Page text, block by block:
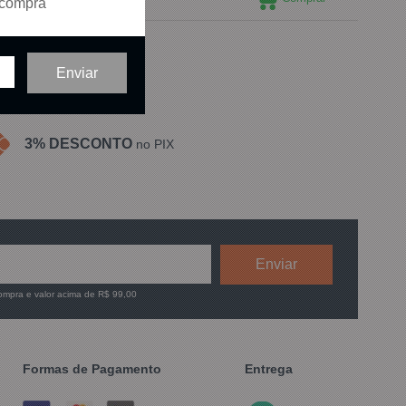
em
3% DESCONTO no PIX
e valor acima de R$ 99,00
Formas de Pagamento Entrega